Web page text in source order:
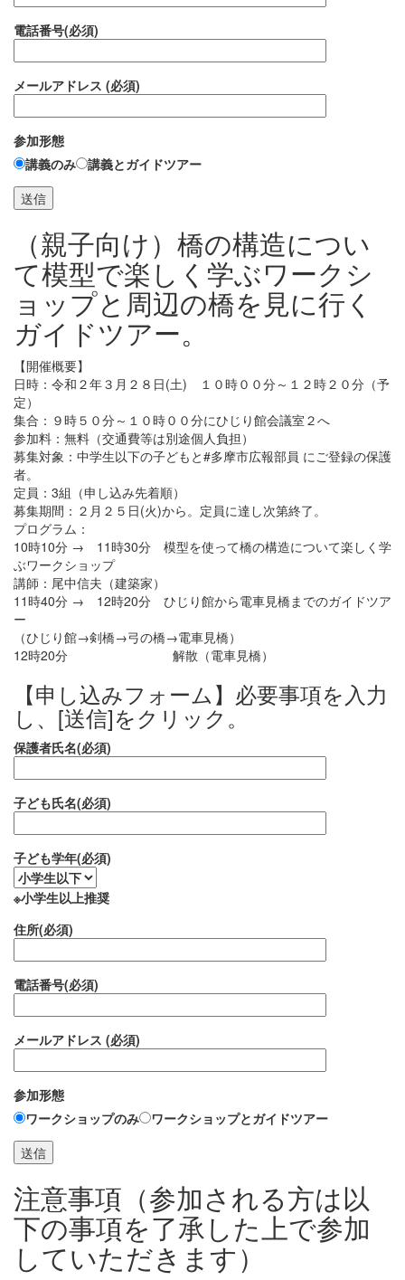
電話番号(必須)
メールアドレス (必須)
参加形態
講義のみ
講義とガイドツアー
（親子向け）橋の構造につい
て模型で楽しく学ぶワークシ
ョップと周辺の橋を見に行く
ガイドツアー。
【開催概要】
日時：令和２年３月２８日(土) １０時００分～１２時２０分（予
定）
集合：９時５０分～１０時００分にひじり館会議室２へ
参加料：無料（交通費等は別途個人負担）
募集対象：中学生以下の子どもと#多摩市広報部員 にご登録の保護
者。
定員：3組（申し込み先着順）
募集期間：２月２５日(火)から。定員に達し次第終了。
プログラム：
10時10分 → 11時30分 模型を使って橋の構造について楽しく学
ぶワークショップ
講師：尾中信夫（建築家）
11時40分 → 12時20分 ひじり館から電車見橋までのガイドツア
ー
（ひじり館→剣橋→弓の橋→電車見橋）
12時20分 解散（電車見橋）
【申し込みフォーム】必要事項を入力
し、[送信]をクリック。
保護者氏名(必須)
子ども氏名(必須)
子ども学年(必須)
※小学生以上推奨
住所(必須)
電話番号(必須)
メールアドレス (必須)
参加形態
ワークショップのみ
ワークショップとガイドツアー
注意事項（参加される方は以
下の事項を了承した上で参加
していただきます）